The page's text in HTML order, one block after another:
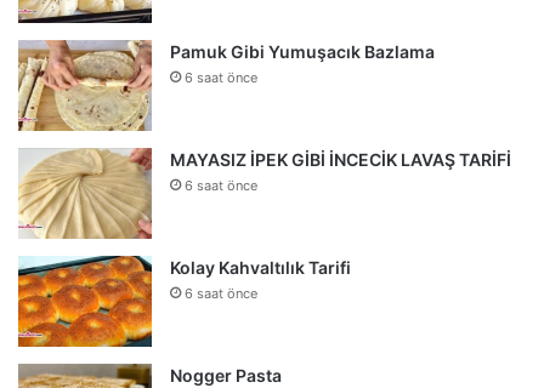
Pamuk Gibi Yumuşacık Bazlama
6 saat önce
MAYASIZ İPEK GİBİ İNCECİK LAVAŞ TARİFİ
6 saat önce
Kolay Kahvaltılık Tarifi
6 saat önce
Nogger Pasta